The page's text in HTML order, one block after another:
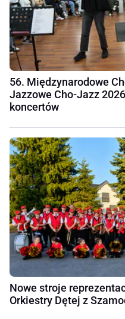
56. Międzynarodowe
Jazzowe Cho-Jazz
koncertów
Nowe stroje
Orkiestry Dętej z